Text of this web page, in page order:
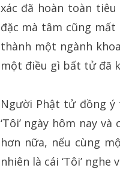
xác đã hoàn toàn
đặc mà tâm cũng
thành một ngành
một điều gì bất tử đã
Người Phật tử đồng ý
‘Tôi’ ngày hôm nay
hơn nữa, nếu cùng
nhiên là cái ‘Tôi’ nghe